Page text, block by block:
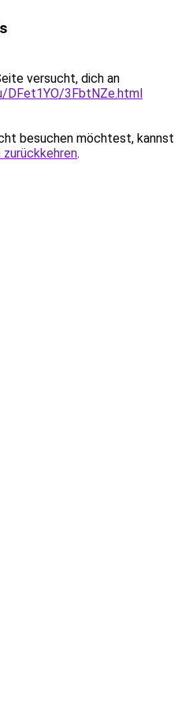
versucht, dich an
3FbtNZe.html
besuchen möchtest, kannst
.